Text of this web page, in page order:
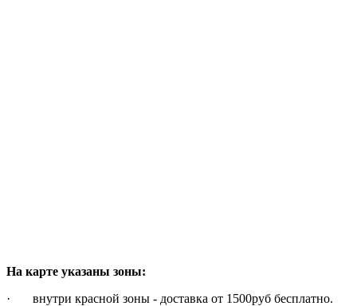
На карте указаны зоны:
· внутри красной зоны - доставка от 1500руб бесплатно.